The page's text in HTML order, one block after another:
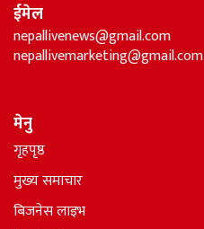
ईमेल
nepallivenews@gmail.com
nepallivemarketing@gmail.com
मेनु
गृहपृष्ठ
मुख्य समाचार
बिजनेस लाइभ